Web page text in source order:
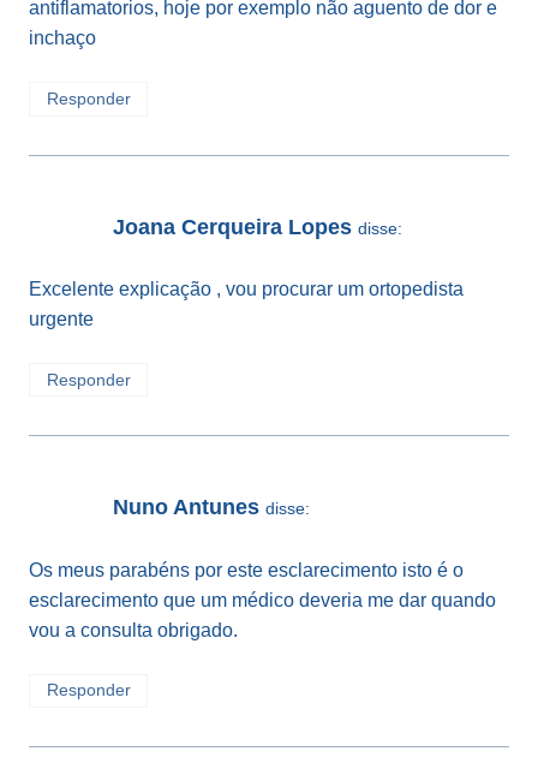
antiflamatorios, hoje por exemplo não aguento de dor e
inchaço
Responder
Joana Cerqueira Lopes disse:
Excelente explicação , vou procurar um ortopedista
urgente
Responder
Nuno Antunes disse:
Os meus parabéns por este esclarecimento isto é o
esclarecimento que um médico deveria me dar quando
vou a consulta obrigado.
Responder